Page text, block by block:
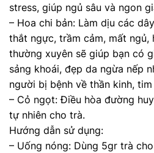
stress, giúp ngủ sâu và ngon
– Hoa chi bản: Làm dịu các
thắt ngực, trầm cảm, mất ngủ,
thường xuyên sẽ giúp bạn có
sảng khoái, đẹp da ngừa nếp
người bị bệnh về thần kinh,
– Cỏ ngọt: Điều hòa đường
tự nhiên cho trà.
Hướng dẫn sử dụng:
– Uống nóng: Dùng 5gr trà